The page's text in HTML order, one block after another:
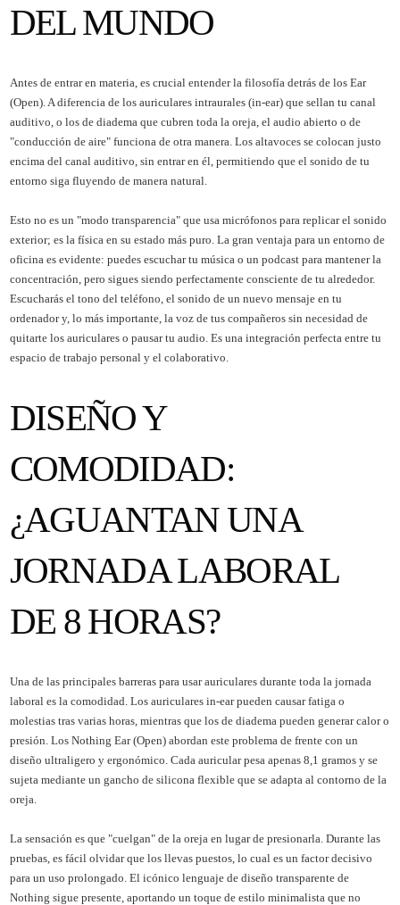
DEL MUNDO
Antes de entrar en materia, es crucial entender la filosofía detrás de los Ear
(Open). A diferencia de los auriculares intraurales (in-ear) que sellan tu canal
auditivo, o los de diadema que cubren toda la oreja, el audio abierto o de
"conducción de aire" funciona de otra manera. Los altavoces se colocan justo
encima del canal auditivo, sin entrar en él, permitiendo que el sonido de tu
entorno siga fluyendo de manera natural.
Esto no es un "modo transparencia" que usa micrófonos para replicar el sonido
exterior; es la física en su estado más puro. La gran ventaja para un entorno de
oficina es evidente: puedes escuchar tu música o un podcast para mantener la
concentración, pero sigues siendo perfectamente consciente de tu alrededor.
Escucharás el tono del teléfono, el sonido de un nuevo mensaje en tu
ordenador y, lo más importante, la voz de tus compañeros sin necesidad de
quitarte los auriculares o pausar tu audio. Es una integración perfecta entre tu
espacio de trabajo personal y el colaborativo.
DISEÑO Y
COMODIDAD:
¿AGUANTAN UNA
JORNADA LABORAL
DE 8 HORAS?
Una de las principales barreras para usar auriculares durante toda la jornada
laboral es la comodidad. Los auriculares in-ear pueden causar fatiga o
molestias tras varias horas, mientras que los de diadema pueden generar calor o
presión. Los Nothing Ear (Open) abordan este problema de frente con un
diseño ultraligero y ergonómico. Cada auricular pesa apenas 8,1 gramos y se
sujeta mediante un gancho de silicona flexible que se adapta al contorno de la
oreja.
La sensación es que "cuelgan" de la oreja en lugar de presionarla. Durante las
pruebas, es fácil olvidar que los llevas puestos, lo cual es un factor decisivo
para un uso prolongado. El icónico lenguaje de diseño transparente de
Nothing sigue presente, aportando un toque de estilo minimalista que no